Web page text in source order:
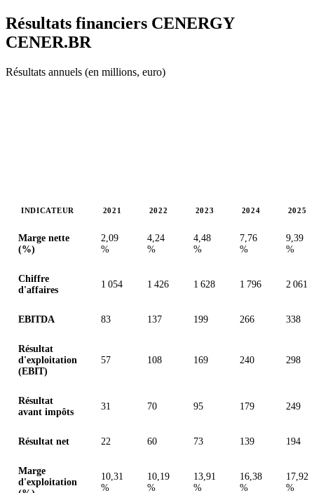
Résultats financiers CENERGY
CENER.BR
Résultats annuels (en millions, euro)
INDICATEUR 2021 2022 2023 2024 2025
Marge nette
(%)
2,09
%
4,24
%
4,48
%
7,76
%
9,39
%
Chiffre
d'affaires
1 054 1 426 1 628 1 796 2 061
EBITDA 83 137 199 266 338
Résultat
d'exploitation
(EBIT)
57 108 169 240 298
Résultat
avant impôts
31 70 95 179 249
Résultat net 22 60 73 139 194
Marge
d'exploitation
10,31
%
10,19
%
13,91
%
16,38
%
17,92
%